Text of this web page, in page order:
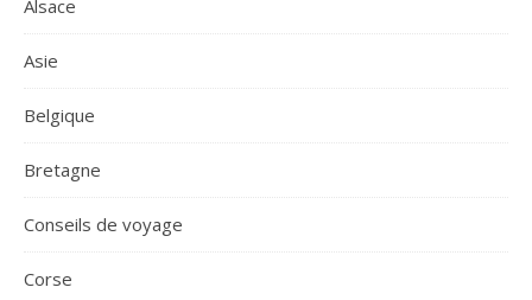
Alsace
Asie
Belgique
Bretagne
Conseils de voyage
Corse